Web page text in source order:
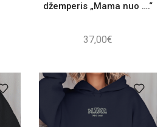
džemperis „Mama nuo ….“
37,00€